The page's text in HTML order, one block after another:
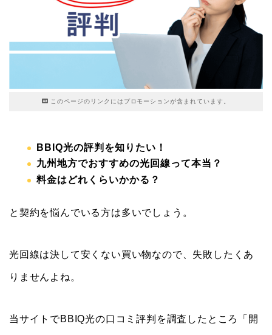
このページのリンクにはプロモーションが含まれています。
BBIQ光の評判を知りたい！
九州地方でおすすめの光回線って本当？
料金はどれくらいかかる？
と契約を悩んでいる方は多いでしょう。
光回線は決して安くない買い物なので、失敗したくあ
りませんよね。
当サイトでBBIQ光の口コミ評判を調査したところ「開